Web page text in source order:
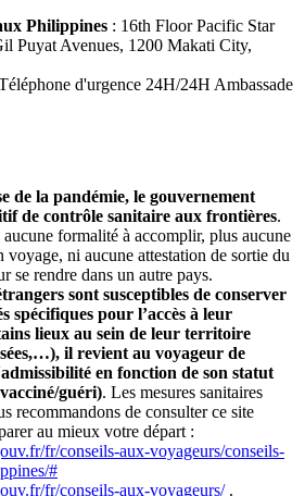
Philippines : 16th Floor Pacific Star
Puyat Avenues, 1200 Makati City,
d'urgence 24H/24H Ambassade
de la pandémie, le gouvernement
de contrôle sanitaire aux frontières.
formalité à accomplir, plus aucune
ni aucune attestation de sortie du
se rendre dans un autre pays.
sont susceptibles de conserver
spécifiques pour l’accès à leur
lieux au sein de leur territoire
il revient au voyageur de
en fonction de son statut
guéri). Les mesures sanitaires
recommandons de consulter ce site
au mieux votre départ :
fr/conseils-aux-voyageurs/conseils-
#
fr/conseils-aux-voyageurs/.